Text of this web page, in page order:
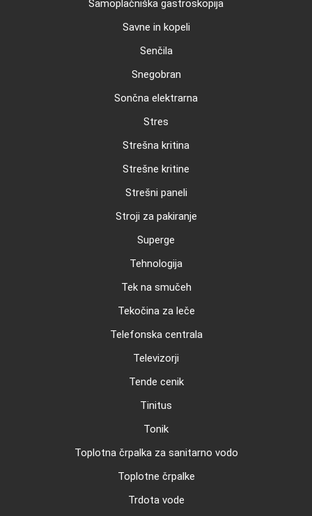
Samoplačniška gastroskopija
Savne in kopeli
Senčila
Snegobran
Sončna elektrarna
Stres
Strešna kritina
Strešne kritine
Strešni paneli
Stroji za pakiranje
Superge
Tehnologija
Tek na smučeh
Tekočina za leče
Telefonska centrala
Televizorji
Tende cenik
Tinitus
Tonik
Toplotna črpalka za sanitarno vodo
Toplotne črpalke
Trdota vode